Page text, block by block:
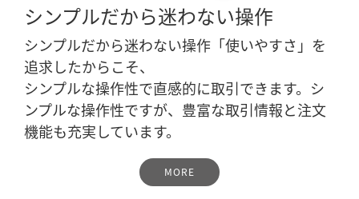
シンプルだから迷わない操作
シンプルだから迷わない操作「使いやすさ」を
追求したからこそ、
シンプルな操作性で直感的に取引できます。シ
ンプルな操作性ですが、豊富な取引情報と注文
機能も充実しています。
MORE